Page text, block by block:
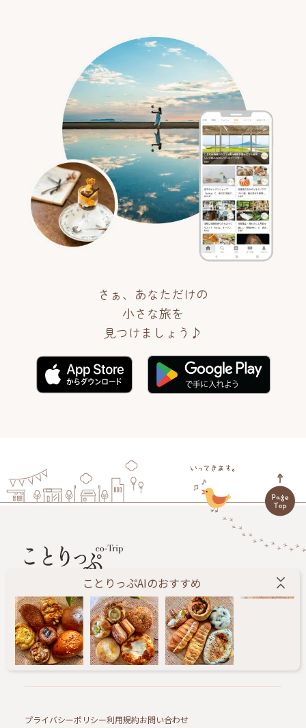
さぁ、あなただけの
小さな旅を
見つけましょう♪
旅する人に小さなしあわせをお届けします。
ことりっぷ編集部が、あたらしい旅のきっかけになる
情報を毎日配信するWEBメディアです。
プライバシーポリシー利用規約お問い合わせ
ことりっぷAIのおすすめ